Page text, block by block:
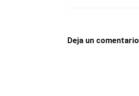
Deja un comentario